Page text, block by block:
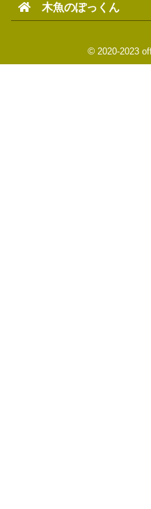
木魚のぽっくん
©2020-2023